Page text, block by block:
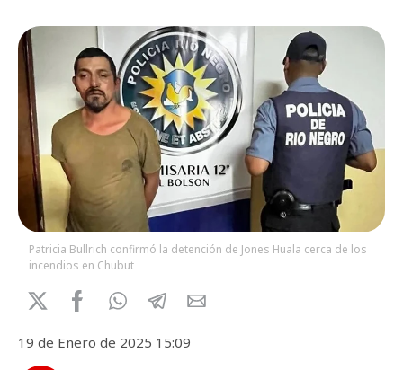
Patricia Bullrich confirmó la detención de Jones Huala cerca de los
incendios en Chubut
19 de Enero de 2025 15:09